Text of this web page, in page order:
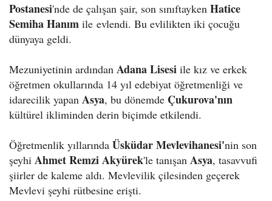
Postanesi'nde de çalışan şair, son sınıftayken Hatice
Semiha Hanım ile evlendi. Bu evlilikten iki çocuğu
dünyaya geldi.
Mezuniyetinin ardından Adana Lisesi ile kız ve erkek
öğretmen okullarında 14 yıl edebiyat öğretmenliği ve
idarecilik yapan Asya, bu dönemde Çukurova'nın
kültürel ikliminden derin biçimde etkilendi.
Öğretmenlik yıllarında Üsküdar Mevlevihanesi'nin son
şeyhi Ahmet Remzi Akyürek'le tanışan Asya, tasavvufi
şiirler de kaleme aldı. Mevlevilik çilesinden geçerek
Mevlevi şeyhi rütbesine erişti.